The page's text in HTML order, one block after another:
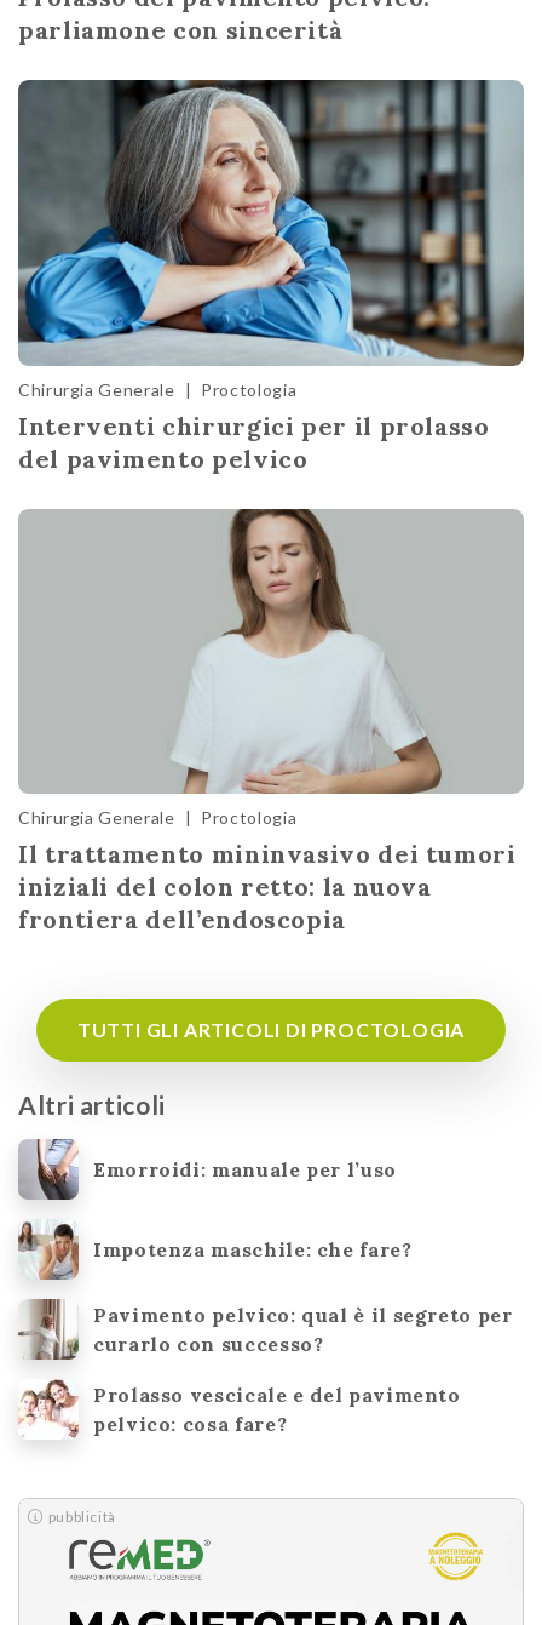
parliamone con sincerità
Chirurgia Generale | Proctologia
Interventi chirurgici per il prolasso
del pavimento pelvico
Chirurgia Generale | Proctologia
Il trattamento mininvasivo dei tumori
iniziali del colon retto: la nuova
frontiera dell’endoscopia
TUTTI GLI ARTICOLI DI PROCTOLOGIA
Altri articoli
Emorroidi: manuale per l’uso
Impotenza maschile: che fare?
Pavimento pelvico: qual è il segreto per
curarlo con successo?
Prolasso vescicale e del pavimento
pelvico: cosa fare?
pubblicità